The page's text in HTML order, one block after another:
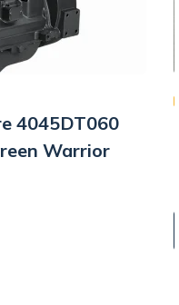
4045DT060
Warrior